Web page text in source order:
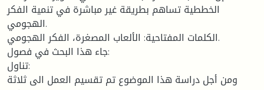
الخططية تساهم بطريقة غير مباشرة في تنمية الفكر
الهجومي.
الكلمات المفتاحية: الألعاب المصغرة، الفكر الهجومي.
جاء هذا البحث في فصول:
تناول:
ومن أجل دراسة هذا الموضوع تم تقسيم العمل الى ثلاثة